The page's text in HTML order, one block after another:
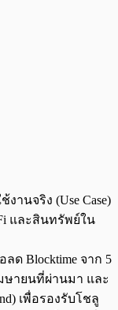
านจริง (Use Case)
และสินทรัพย์ใน
ลด Blocktime จาก 5
ษายนที่ผ่านมา และ
เพื่อรองรับโชลู